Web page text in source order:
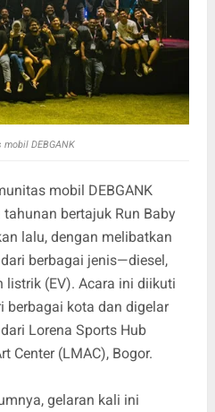
mobil DEBGANK
mobil DEBGANK
bertajuk Run Baby
lalu, dengan melibatkan
berbagai jenis—diesel,
listrik (EV). Acara ini diikuti
berbagai kota dan digelar
Lorena Sports Hub
Center (LMAC), Bogor.
gelaran kali ini